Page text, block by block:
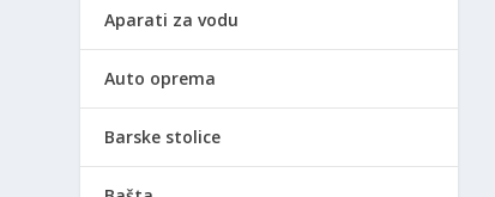
Aparati za vodu
Auto oprema
Barske stolice